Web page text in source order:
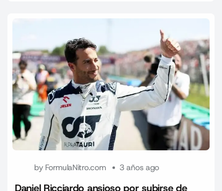
by FormulaNitro.com 3 años ago
Daniel Ricciardo ansioso por subirse de